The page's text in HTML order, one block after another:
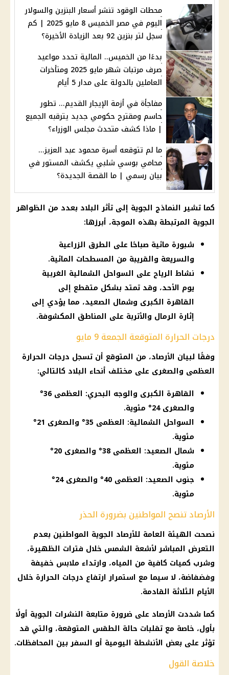
محطات الوقود تنشر أسعار البنزين والسولار
اليوم في مصر الخميس 8 مايو 2025 | كم
سجل لتر بنزين 92 بعد الزيادة الأخيرة؟
بدءًا من الخميس.. المالية تحدد مواعيد
صرف مرتبات شهر مايو 2025 ومتأخرات
العاملين بالدولة على مدار 5 أيام
مفاجأة في أزمة الإيجار القديم... تطور
حاسم ومقترح حكومي جديد يترقبه الجميع
| ماذا كشف متحدث مجلس الوزراء؟
ما لم تتوقعه أسرة محمود عبد العزيز...
محامي بوسي شلبي يكشف المستور في
بيان رسمي | ما القصة الجديدة؟
كما تشير النماذج الجوية إلى تأثر البلاد بعدد من الظواهر
الجوية المرتبطة بهذه الموجة، أبرزها:
شبورة مائية صباحًا على الطرق الزراعية
والسريعة والقريبة من المسطحات المائية.
نشاط الرياح على السواحل الشمالية الغربية
يوم الأحد، وقد تمتد بشكل متقطع إلى
القاهرة الكبرى وشمال الصعيد، مما يؤدي إلى
إثارة الرمال والأتربة على المناطق المكشوفة.
درجات الحرارة المتوقعة الجمعة 9 مايو
وفقًا لبيان الأرصاد، من المتوقع أن تسجل درجات الحرارة
العظمى والصغرى على مختلف أنحاء البلاد كالتالي:
القاهرة الكبرى والوجه البحري: العظمى 36°
والصغرى 24° مئوية.
السواحل الشمالية: العظمى 35° والصغرى 21°
مئوية.
شمال الصعيد: العظمى 38° والصغرى 20°
مئوية.
جنوب الصعيد: العظمى 40° والصغرى 24°
مئوية.
الأرصاد تنصح المواطنين بضرورة الحذر
نصحت الهيئة العامة للأرصاد الجوية المواطنين بعدم
التعرض المباشر لأشعة الشمس خلال فترات الظهيرة،
وشرب كميات كافية من المياه، وارتداء ملابس خفيفة
وفضفاضة، لا سيما مع استمرار ارتفاع درجات الحرارة خلال
الأيام الثلاثة القادمة.
كما شددت الأرصاد على ضرورة متابعة النشرات الجوية أولًا
بأول، خاصة مع تقلبات حالة الطقس المتوقعة، والتي قد
تؤثر على بعض الأنشطة اليومية أو السفر بين المحافظات.
خلاصة القول